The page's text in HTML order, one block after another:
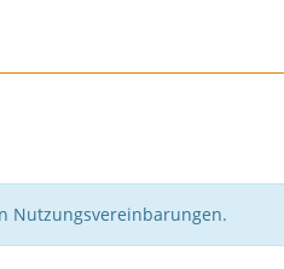
Nutzungsvereinbarungen.